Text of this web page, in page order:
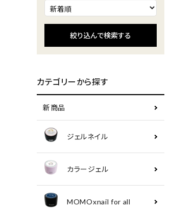
絞り込んで検索する
カテゴリーから探す
新商品
ジェルネイル
カラージェル
MOMOxnail for all